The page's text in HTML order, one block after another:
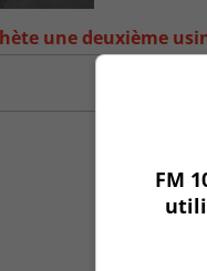
une deuxième
FM